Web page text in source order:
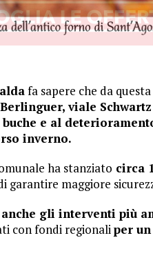
fa sapere che da
viale
buche e al
inverno.
ha stanziato circa
garantire maggiore
gli interventi più
con fondi regionaliper